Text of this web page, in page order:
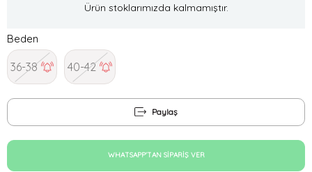
Ürün stoklarımızda kalmamıştır.
Beden
36-38 40-42
Paylaş
WHATSAPP'TAN SIPARIŞ VER